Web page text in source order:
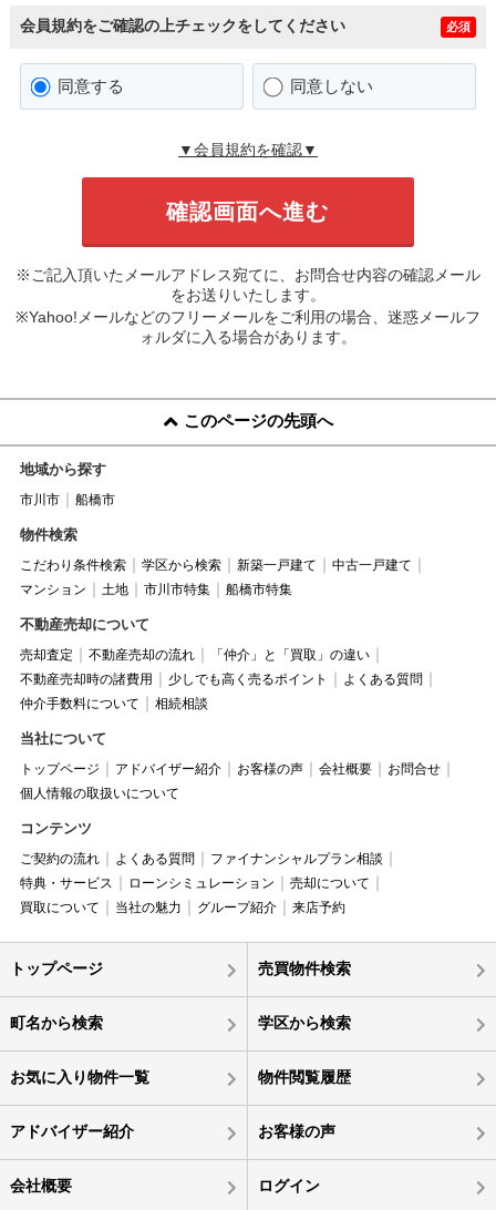
会員規約をご確認の上チェックをしてください 必須
同意する 同意しない
▼会員規約を確認▼
※ご記入頂いたメールアドレス宛てに、お問合せ内容の確認メール
をお送りいたします。
※Yahoo!メールなどのフリーメールをご利用の場合、迷惑メールフ
ォルダに入る場合があります。
このページの先頭へ
地域から探す
市川市 船橋市
物件検索
こだわり条件検索 学区から検索 新築一戸建て
中古一戸建て
マンション
土地 市川市特集 船橋市特集
不動産売却について
売却査定 不動産売却の流れ
「仲介」と「買取」の違い
不動産売却時の諸費用
少しでも高く売るポイント
よくある質問
仲介手数料について
相続相談
当社について
トップページ アドバイザー紹介 お客様の声 会社概要
お問合せ
個人情報の取扱いについて
コンテンツ
ご契約の流れ よくある質問
ファイナンシャルプラン相談
特典・サービス
ローンシミュレーション
売却について
買取について
当社の魅力 グループ紹介 来店予約
トップページ 売買物件検索
町名から検索 学区から検索
お気に入り物件一覧 物件閲覧履歴
アドバイザー紹介 お客様の声
会社概要 ログイン